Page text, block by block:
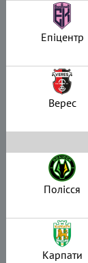
Епіцентр
Верес
Полісся
Карпати